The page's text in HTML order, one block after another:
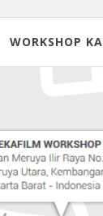
WORKSHOP